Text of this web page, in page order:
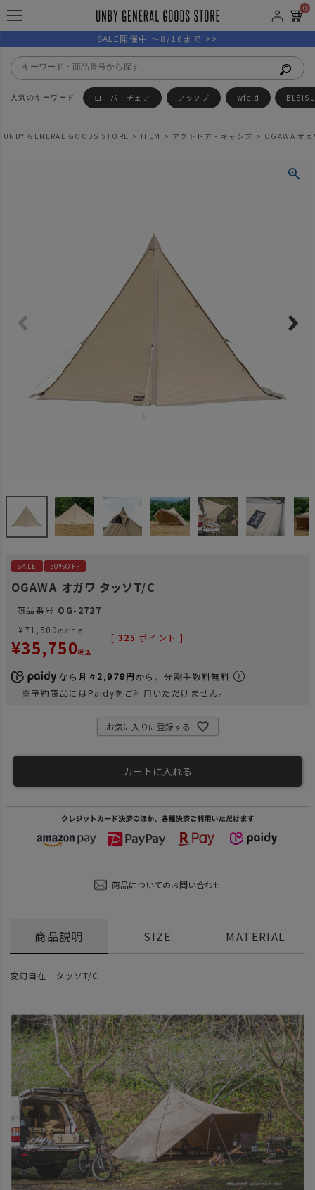
0
SALE開催中 ～8/16まで >>
ローバーチェア アッソブ wfeld
UNBY GENERAL GOODS STORE ITEM アウトドア・キャンプ OGAWA オ
SALE 50%OFF
OGAWA オガワ タッソT/C
商品番号 OG-2727
¥ 71,500 のところ
¥35,750税込
[ 325 ポイント ]
なら 月々2,979円 から。分割手数料無料
※予約商品にはPaidyをご利用いただけません。
お気に入りに登録する
カートに入れる
商品についてのお問い合わせ
商品説明
変幻自在 タッソT/C
SIZE MATERIAL